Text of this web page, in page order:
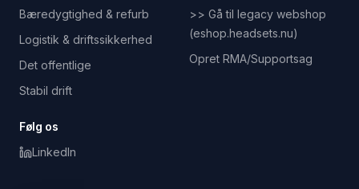
Bæredygtighed & refurb
Logistik & driftssikkerhed
Det offentlige
Stabil drift
>> Gå til legacy webshop
(eshop.headsets.nu)
Opret RMA/Supportsag
Følg os
LinkedIn